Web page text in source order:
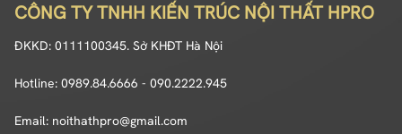
CÔNG TY TNHH KIẾN TRÚC NỘI THẤT HPRO
ĐKKD: 0111100345. Sở KHĐT Hà Nội
Hotline: 0989.84.6666 - 090.2222.945
Email: noithathpro@gmail.com